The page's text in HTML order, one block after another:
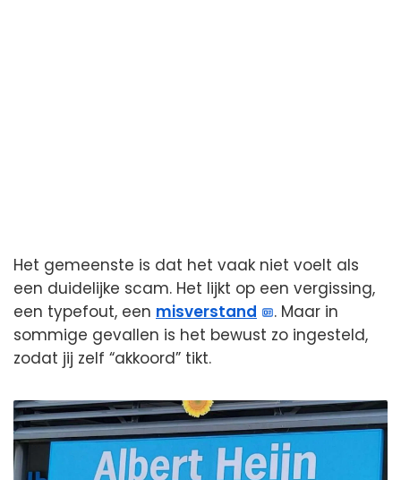
Het gemeenste is dat het vaak niet voelt als
een duidelijke scam. Het lijkt op een vergissing,
een typefout, een misverstand
. Maar in
sommige gevallen is het bewust zo ingesteld,
zodat jij zelf “akkoord” tikt.